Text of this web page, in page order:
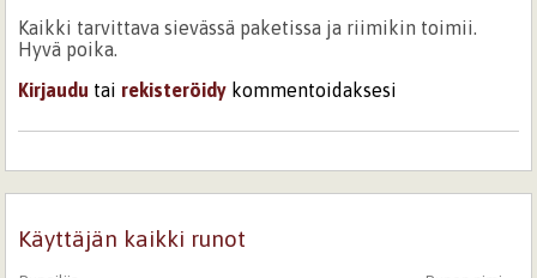
Kaikki tarvittava sievässä paketissa ja riimikin toimii.
Hyvä poika.
Kirjaudu tai rekisteröidy kommentoidaksesi
Kirjaudutai rekisteröidykommentoidaksesi
Käyttäjän kaikki runot